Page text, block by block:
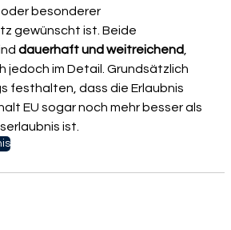
besonderer
gewünscht ist. Beide
dauerhaft und weitreichend
jedoch im Detail. Grundsätzlich
festhalten, dass die Erlaubnis
EU sogar noch mehr besser als
ist.